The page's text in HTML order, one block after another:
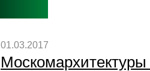
01.03.2017